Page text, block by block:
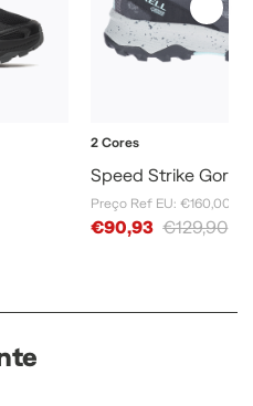
2 Cores
Speed Strike Gore-
Preço Ref EU: €160,00
Sale Price
€90,93 €129,90